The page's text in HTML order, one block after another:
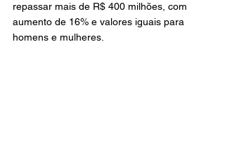
repassar mais de R$ 400 milhões, com
aumento de 16% e valores iguais para
homens e mulheres.